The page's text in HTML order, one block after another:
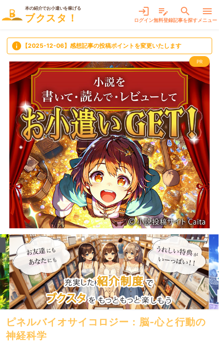
本の紹介でお小遣いを稼げる
ブクスタ！
login
ログイン
edit_note
無料登録
search
記事を探す
menu
メニュー
info 【2025-12-06】感想記事の投稿ポイントを変更いたします
PR
ピネルバイオサイコロジー : 脳-心と行動の
神経科学